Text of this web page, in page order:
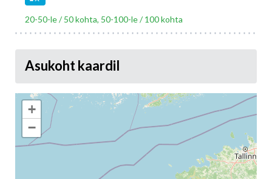
20-50-le / 50 kohta, 50-100-le / 100 kohta
Asukoht kaardil
+
−